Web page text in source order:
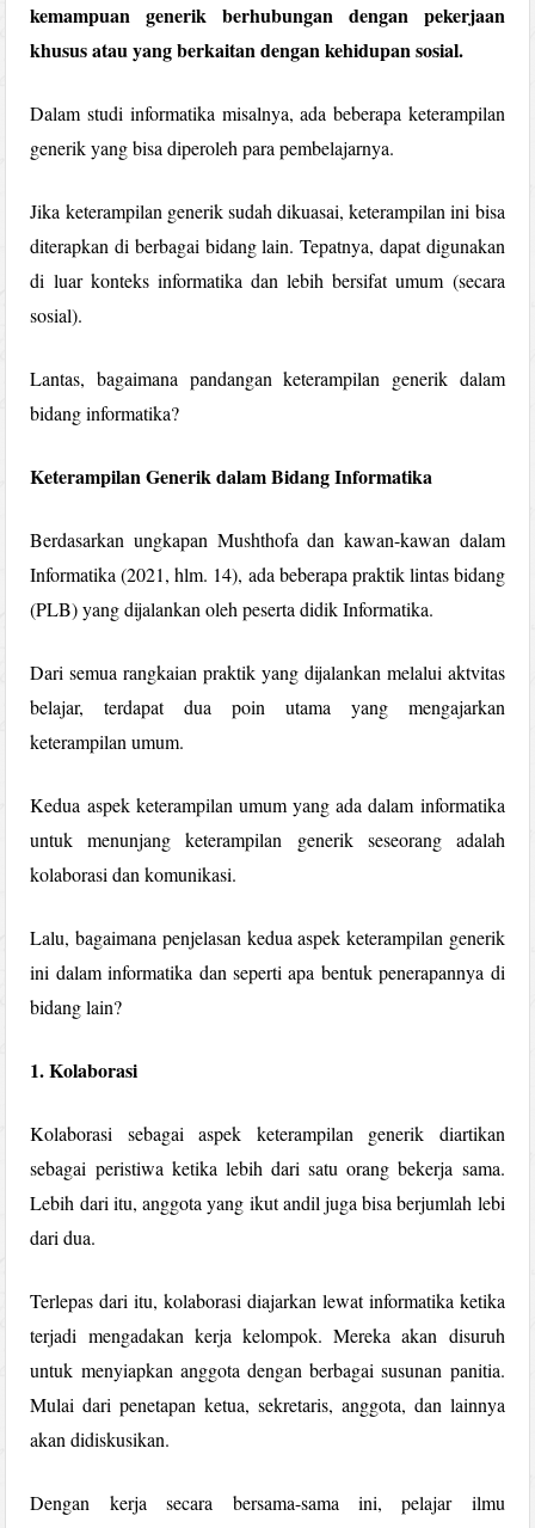
kemampuan generik berhubungan dengan pekerjaan
khusus atau yang berkaitan dengan kehidupan sosial.
Dalam studi informatika misalnya, ada beberapa keterampilan
generik yang bisa diperoleh para pembelajarnya.
Jika keterampilan generik sudah dikuasai, keterampilan ini bisa
diterapkan di berbagai bidang lain. Tepatnya, dapat digunakan
di luar konteks informatika dan lebih bersifat umum (secara
sosial).
Lantas, bagaimana pandangan keterampilan generik dalam
bidang informatika?
Keterampilan Generik dalam Bidang Informatika
Berdasarkan ungkapan Mushthofa dan kawan-kawan dalam
Informatika (2021, hlm. 14), ada beberapa praktik lintas bidang
(PLB) yang dijalankan oleh peserta didik Informatika.
Dari semua rangkaian praktik yang dijalankan melalui aktvitas
belajar, terdapat dua poin utama yang mengajarkan
keterampilan umum.
Kedua aspek keterampilan umum yang ada dalam informatika
untuk menunjang keterampilan generik seseorang adalah
kolaborasi dan komunikasi.
Lalu, bagaimana penjelasan kedua aspek keterampilan generik
ini dalam informatika dan seperti apa bentuk penerapannya di
bidang lain?
1. Kolaborasi
Kolaborasi sebagai aspek keterampilan generik diartikan
sebagai peristiwa ketika lebih dari satu orang bekerja sama.
Lebih dari itu, anggota yang ikut andil juga bisa berjumlah lebi
dari dua.
Terlepas dari itu, kolaborasi diajarkan lewat informatika ketika
terjadi mengadakan kerja kelompok. Mereka akan disuruh
untuk menyiapkan anggota dengan berbagai susunan panitia.
Mulai dari penetapan ketua, sekretaris, anggota, dan lainnya
akan didiskusikan.
Dengan kerja secara bersama-sama ini, pelajar ilmu